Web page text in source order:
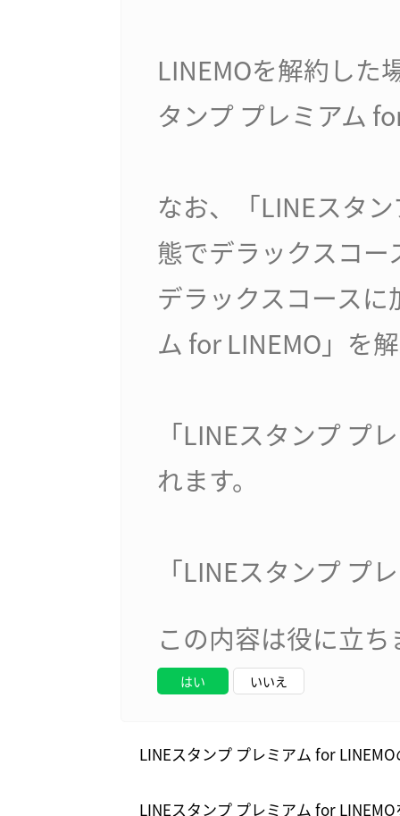
LINEMOを解約した
タンプ プレミアム
なお、「LINEスタ
態でデラックスコ
デラックスコース
ム for LINEMO」を
「LINEスタンプ プ
れます。
「LINEスタンプ プ
この内容は役に立
はい いいえ
LINEスタンプ プレミアム for
LINEスタンプ プレミアム for